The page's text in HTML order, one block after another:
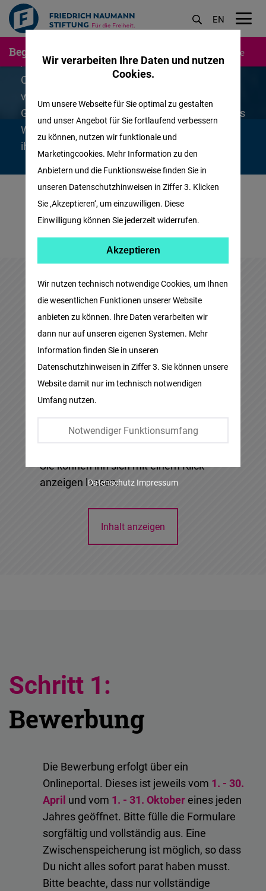
Direkt
Inhalt
EN
Begabtenförderung Promovierende
Als Begabtenförderwerk leben wir
Chancengerechtigkeit und eröffnen auf
vielfältigste Weise Bildungswege. Die
Geförderten eint auf beeindruckende Weise das
Wissen um die Chance, die Bildung und das
ihnen gewährleistete Stipendium bedeuten.
An dieser Stelle finden Sie einen
Sie können ihn sich mit einem Klick
anzeigen lassen.
Inhalt anzeigen
Schritt 1:
Bewerbung
Die Bewerbung erfolgt über ein
Onlineportal. Dieses ist jeweils vom 1. - 30.
April und vom 1. - 31. Oktober eines jeden
Jahres geöffnet. Bitte fülle die Formulare
sorgfältig und vollständig aus. Eine
Zwischenspeicherung ist möglich, so dass
Du nicht alles sofort parat haben musst.
Bitte beachte, dass nur vollständige
Wir verarbeiten Ihre Daten und nutzen
Cookies.
Wir nutzen technisch notwendige Cookies, um Ihnen
die wesentlichen Funktionen unserer Website
anbieten zu können. Ihre Daten verarbeiten wir
dann nur auf unseren eigenen Systemen. Mehr
Information finden Sie in unseren
Datenschutzhinweisen in Ziffer 3. Sie können unsere
Website damit nur im technisch notwendigen
Umfang nutzen.
Notwendiger Funktionsumfang
Um unsere Webseite für Sie optimal zu gestalten
und unser Angebot für Sie fortlaufend verbessern
zu können, nutzen wir funktionale und
Marketingcookies. Mehr Information zu den
Anbietern und die Funktionsweise finden Sie in
unseren Datenschutzhinweisen in Ziffer 3. Klicken
Sie ‚Akzeptieren‘, um einzuwilligen. Diese
Einwilligung können Sie jederzeit widerrufen.
Facebook
Embed
Twitter
Embed
Instagram
Embed
Embed
Embed
Embed
Typeform
Embed
Akzeptieren
Datenschutz Impressum